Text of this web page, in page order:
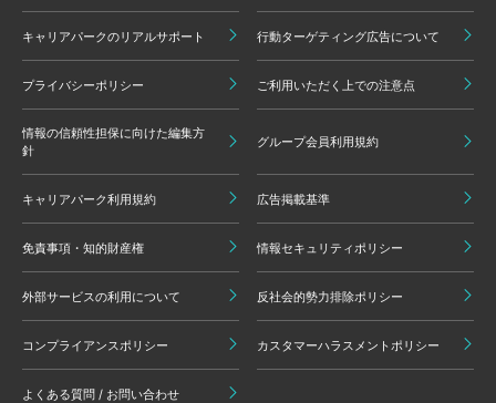
キャリアパークのリアルサポート 行動ターゲティング広告について
プライバシーポリシー ご利用いただく上での注意点
情報の信頼性担保に向けた編集方
針
グループ会員利用規約
キャリアパーク利用規約 広告掲載基準
免責事項・知的財産権 情報セキュリティポリシー
外部サービスの利用について 反社会的勢力排除ポリシー
コンプライアンスポリシー カスタマーハラスメントポリシー
よくある質問 / お問い合わせ